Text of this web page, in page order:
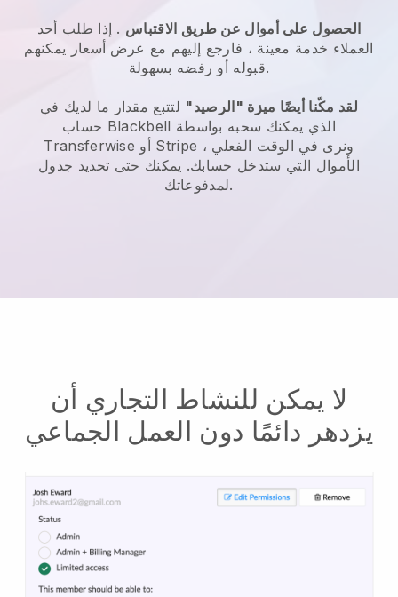
الحصول على أموال عن طريق الاقتباس . إذا طلب أحد
العملاء خدمة معينة ، فارجع إليهم مع عرض أسعار يمكنهم
قبوله أو رفضه بسهولة.
لقد مكّنا أيضًا ميزة "الرصيد" لتتبع مقدار ما لديك في
Blackbell
Transferwise أو Stripe ، ونرى في الوقت الفعلي
الأموال التي ستدخل حسابك. يمكنك حتى تحديد جدول
لمدفوعاتك.
لا يمكن للنشاط التجاري أن
يزدهر دائمًا دون العمل الجماعي